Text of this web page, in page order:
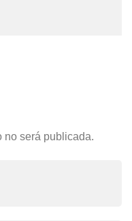
no será publicada.